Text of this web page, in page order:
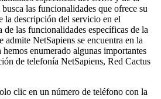
las funcionalidades que ofrece su
la descripción del servicio en el
las funcionalidades específicas de la
admite NetSapiens se encuentra en la
hemos enumerado algunas importantes
de telefonía NetSapiens, Red Cactus
clic en un número de teléfono con la